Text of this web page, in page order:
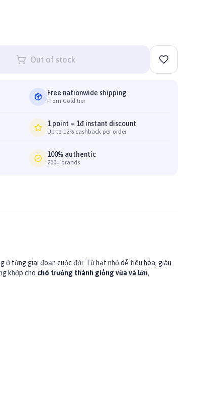
Out of stock
Free nationwide shipping
From Gold tier
1 point = 1đ instant discount
Up to 12% cashback per order
100% authentic
200+ brands
ở từng giai đoạn cuộc đời. Từ hạt nhỏ dễ tiêu hóa, giàu
khớp cho chó trưởng thành giống vừa và lớn,